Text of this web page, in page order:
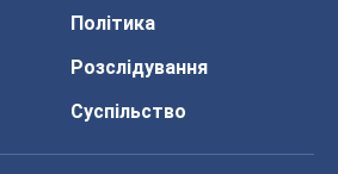
Політика
Розслідування
Суспільство